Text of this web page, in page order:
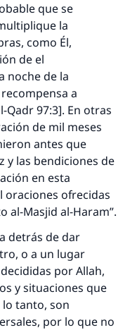
que se
la
como Él,
de el
noche de la
a
Qadr 97:3]. En otras
de mil meses
antes que
y las bendiciones de
en esta
oraciones ofrecidas
al-Masjid al-Haram”.
detrás de dar
o a un lugar
por Allah,
y situaciones que
tanto, son
por lo que no